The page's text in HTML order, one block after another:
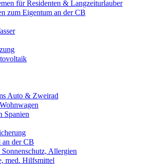
für Residenten & Langzeiturlauber
zum Eigentum an der CB
Auto & Zweirad
der CB
Allergien
med. Hilfsmittel